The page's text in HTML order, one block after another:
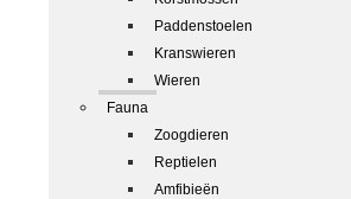
Paddenstoelen
Kranswieren
Wieren
Fauna
Zoogdieren
Reptielen
Amfibieën